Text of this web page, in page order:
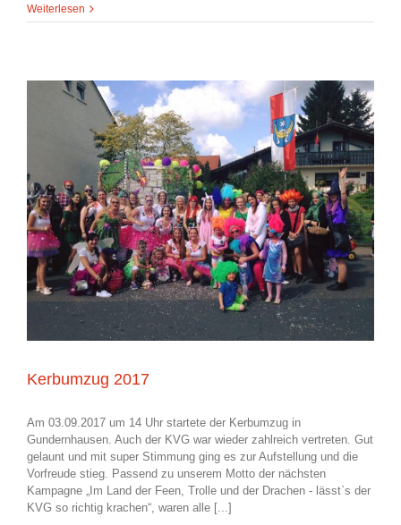
Weiterlesen
Kerbumzug 2017
Am 03.09.2017 um 14 Uhr startete der Kerbumzug in
Gundernhausen. Auch der KVG war wieder zahlreich vertreten. Gut
gelaunt und mit super Stimmung ging es zur Aufstellung und die
Vorfreude stieg. Passend zu unserem Motto der nächsten
Kampagne „Im Land der Feen, Trolle und der Drachen - lässt`s der
KVG so richtig krachen“, waren alle [...]